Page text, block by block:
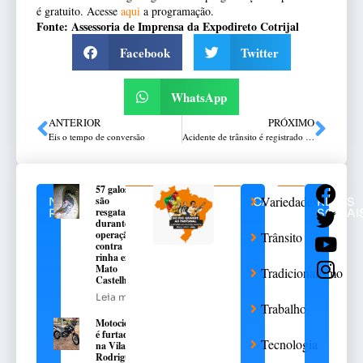
é gratuito. Acesse aqui a programação.
Fonte: Assessoria de Imprensa da Expodireto Cotrijal
Facebook Twitter
WhatsApp
ANTERIOR
Eis o tempo de conversão
PRÓXIMO
Acidente de trânsito é registrado na Rua Coronel Chicuta esquina com a Benedito Pinto, na Lucas Araújo
NOTÍCIAS
RELACIONADAS
57 galos
são
resgatados
durante
operação
contra
rinha em
Mato
Castelhano
Leia mais
Motocicleta
é furtada
na Vila
Rodrigues,
CATEGORIAS
Variedades
Trânsito
Tradicionalismo
Trabalho
Tecnologia
REDES